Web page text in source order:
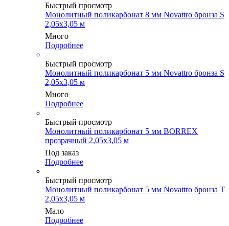
Быстрый просмотр
Монолитный поликарбонат 8 мм Novattro бронза S
2,05х3,05 м
Много
Подробнее
Быстрый просмотр
Монолитный поликарбонат 5 мм Novattro бронза S
2,05х3,05 м
Много
Подробнее
Быстрый просмотр
Монолитный поликарбонат 5 мм BORREX
прозрачный 2,05х3,05 м
Под заказ
Подробнее
Быстрый просмотр
Монолитный поликарбонат 5 мм Novattro бронза Т
2,05х3,05 м
Мало
Подробнее